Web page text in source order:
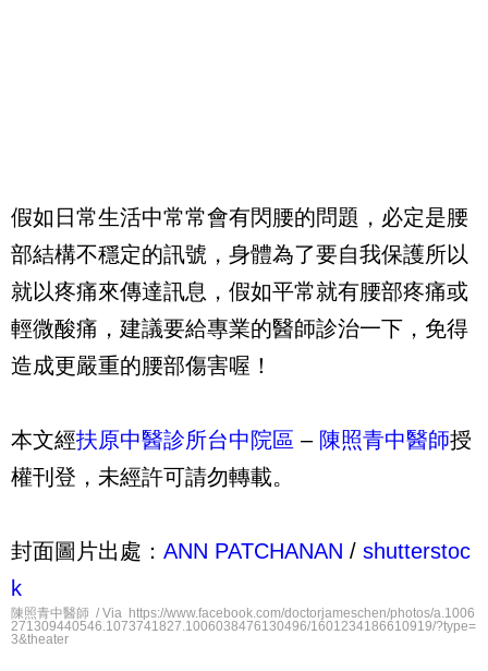
假如日常生活中常常會有閃腰的問題，必定是腰
部結構不穩定的訊號，身體為了要自我保護所以
就以疼痛來傳達訊息，假如平常就有腰部疼痛或
輕微酸痛，建議要給專業的醫師診治一下，免得
造成更嚴重的腰部傷害喔！
本文經扶原中醫診所台中院區 – 陳照青中醫師授
權刊登，未經許可請勿轉載。
封面圖片出處： ANN PATCHANAN / shutterstoc
k
陳照青中醫師 / Via https://www.facebook.com/doctorjameschen/photos/a.1006
271309440546.1073741827.1006038476130496/1601234186610919/?type=
3&theater